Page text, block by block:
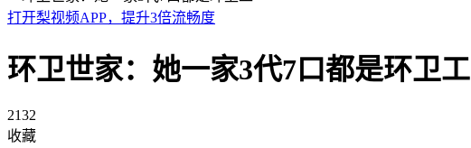
打开梨视频APP，提升3倍流畅度
环卫世家：她一家3代7口都是环卫工
2132
收藏